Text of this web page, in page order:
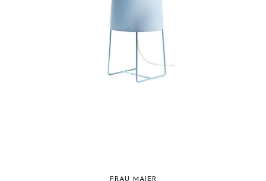
Frau Maier - Tischlampe MINI SOPHIE
FRAU MAIER